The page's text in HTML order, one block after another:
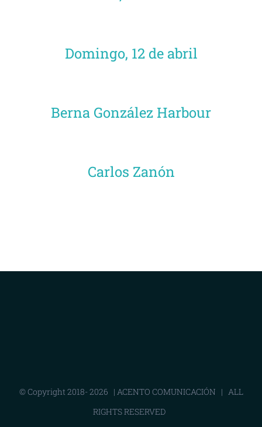
Domingo, 12 de abril
Berna González Harbour
Carlos Zanón
© Copyright 2018-2026 | ACENTO COMUNICACIÓN | ALL
RIGHTS RESERVED